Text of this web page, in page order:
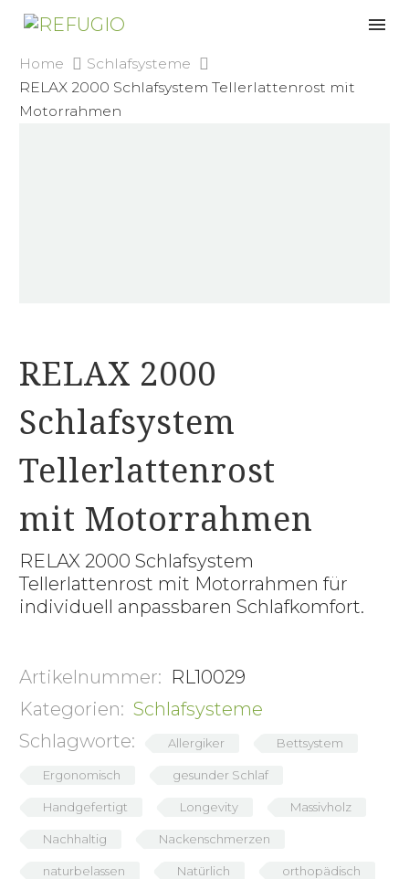
Home
Schlafsysteme
RELAX 2000 Schlafsystem Tellerlattenrost mit
Motorrahmen
RELAX 2000
Schlafsystem
Tellerlattenrost
mit Motorrahmen
RELAX 2000 Schlafsystem
Tellerlattenrost mit Motorrahmen für
individuell anpassbaren Schlafkomfort.
Artikelnummer: RL10029
Kategorien: Schlafsysteme
Schlagworte:
Allergiker Bettsystem
Ergonomisch gesunder Schlaf
Handgefertigt Longevity Massivholz
Nachhaltig Nackenschmerzen
naturbelassen Natürlich orthopädisch